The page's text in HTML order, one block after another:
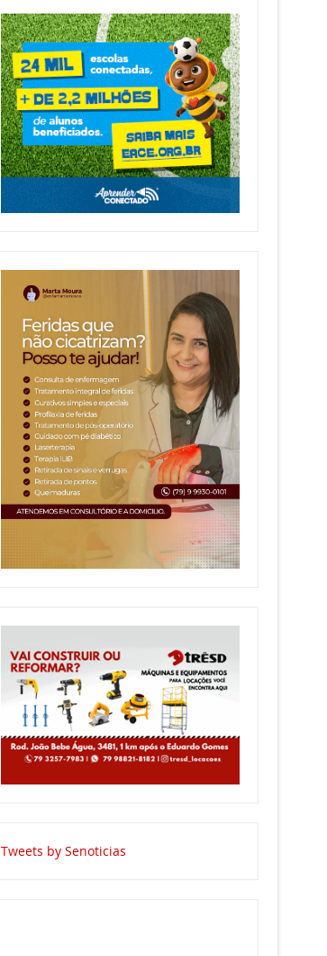
Tweets by Senoticias